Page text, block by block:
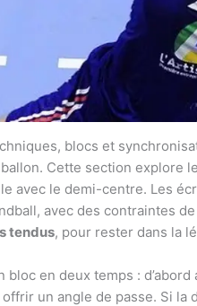
blocs et
Cette section explore
avec le demi-centre. Les
avec des contraintes
tendus, pour rester dans la
en deux temps :
un angle de passe. Si la